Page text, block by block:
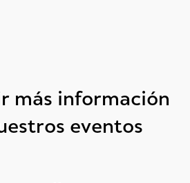
más información
eventos